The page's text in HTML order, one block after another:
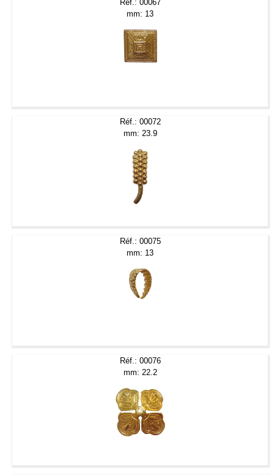
Réf.: 00067
mm: 13
Réf.: 00072
mm: 23.9
Réf.: 00075
mm: 13
Réf.: 00076
mm: 22.2